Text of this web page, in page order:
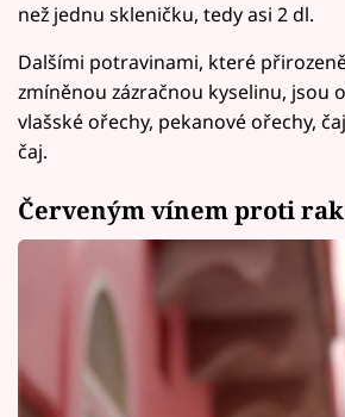
než jednu skleničku, tedy asi 2 dl.
Dalšími potravinami, které
zmíněnou zázračnou kyselinu, jsou
vlašské ořechy, pekanové ořechy,
čaj.
Červeným vínem proti